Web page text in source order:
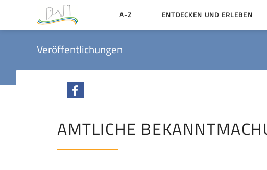
A-Z ENTDECKEN UND ERLEBEN
Veröffentlichungen
AMTLICHE